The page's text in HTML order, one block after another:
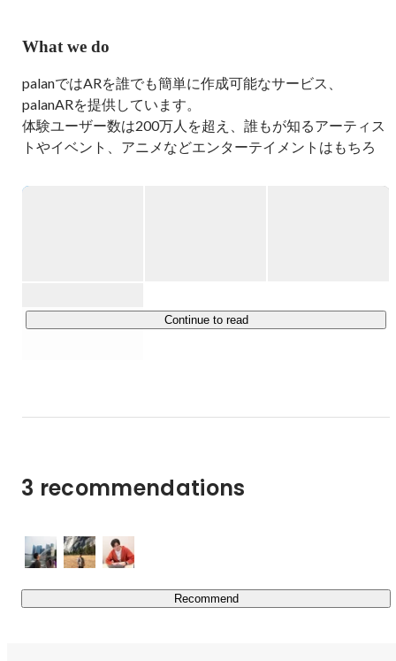
What we do
palanではARを誰でも簡単に作成可能なサービス、
palanARを提供しています。
体験ユーザー数は200万人を超え、誰もが知るアーティス
トやイベント、アニメなどエンターテイメントはもちろ
す。
にも対応し、ARによって「現実をデジタルで拡張し、新
Continue to read
3 recommendations
Recommend